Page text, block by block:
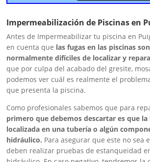
Impermeabilización de Piscinas en
Antes de Impermeabilizar tu piscina en
en cuenta que las fugas en las piscinas
normalmente difíciles de localizar y
que por culpa del acabado del gresite,
podemos ver cuál es realmente el
que presenta la piscina.
Como profesionales sabemos que para
primero que debemos descartar es que la
localizada en una tubería o algún
hidráulico. Para asegurar que este no sea
deben realizar pruebas de estanqueidad